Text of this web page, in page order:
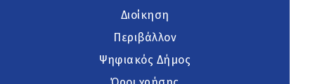
Διοίκηση
Περιβάλλον
Ψηφιακός Δήμος